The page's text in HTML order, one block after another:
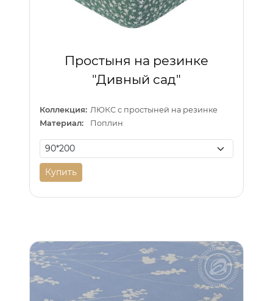
Простыня на резинке
"Дивный сад"
Коллекция: ЛЮКС с простыней на резинке
Материал:
Поплин
Купить